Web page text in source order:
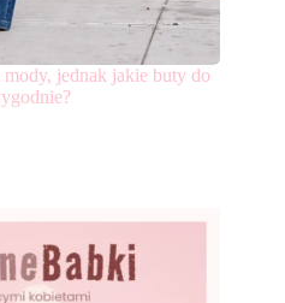
jednak jakie buty do